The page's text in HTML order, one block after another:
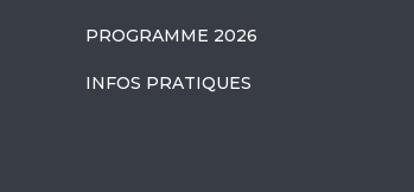
PROGRAMME 2026
INFOS PRATIQUES